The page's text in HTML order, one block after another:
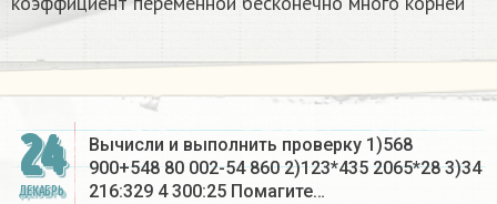
24
ДЕКАБРЬ
Вычисли и выполнить проверку 1)568
900+548 80 002-54 860 2)123*435 2065*28 3)34
216:329 4 300:25 Помагите…